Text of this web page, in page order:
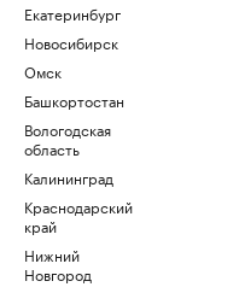
Екатеринбург
Новосибирск
Омск
Башкортостан
Вологодская
область
Калининград
Краснодарский
край
Нижний
Новгород